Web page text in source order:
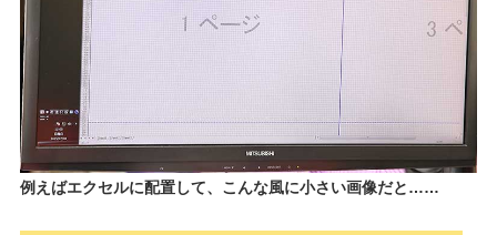
例えばエクセルに配置して、こんな風に小さい画像だと……